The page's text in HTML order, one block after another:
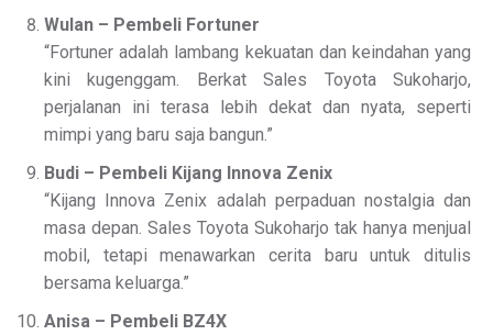
Wulan – Pembeli Fortuner
“Fortuner adalah lambang kekuatan dan keindahan yang
kini kugenggam. Berkat Sales Toyota Sukoharjo,
perjalanan ini terasa lebih dekat dan nyata, seperti
mimpi yang baru saja bangun.”
Budi – Pembeli Kijang Innova Zenix
“Kijang Innova Zenix adalah perpaduan nostalgia dan
masa depan. Sales Toyota Sukoharjo tak hanya menjual
mobil, tetapi menawarkan cerita baru untuk ditulis
bersama keluarga.”
Anisa – Pembeli BZ4X